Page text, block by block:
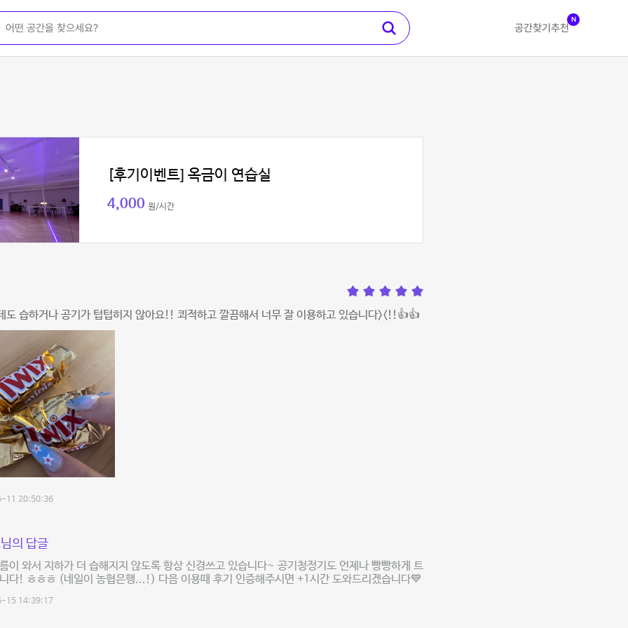
공간찾기 추천
N
[후기이벤트] 옥금이 연습실
4,000 원/시간
도 습하거나 공기가 텁텁히지 않아요!! 쾨적하고 깔끔해서 너무 잘 이용하고 있습니다><!!👍👍
11 20:50:36
의 답글
이 와서 지하가 더 습해지지 않도록 항상 신경쓰고 있습니다~ 공기청정기도 언제나 빵빵하게 트
다! ㅎㅎㅎ (네일이 농협은행...!) 다음 이용때 후기 인증해주시면 +1시간 도와드리겠습니다💙
15 14:39:17